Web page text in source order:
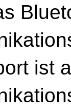
ist